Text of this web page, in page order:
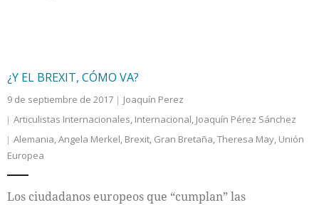
¿Y EL BREXIT, CÓMO VA?
9 de septiembre de 2017
Joaquín Perez
Articulistas Internacionales, Internacional, Joaquín Pérez Sánchez
Alemania,Angela Merkel, Brexit, Gran Bretaña,Theresa May, Unión
Europea
Los ciudadanos europeos que “cumplan” las